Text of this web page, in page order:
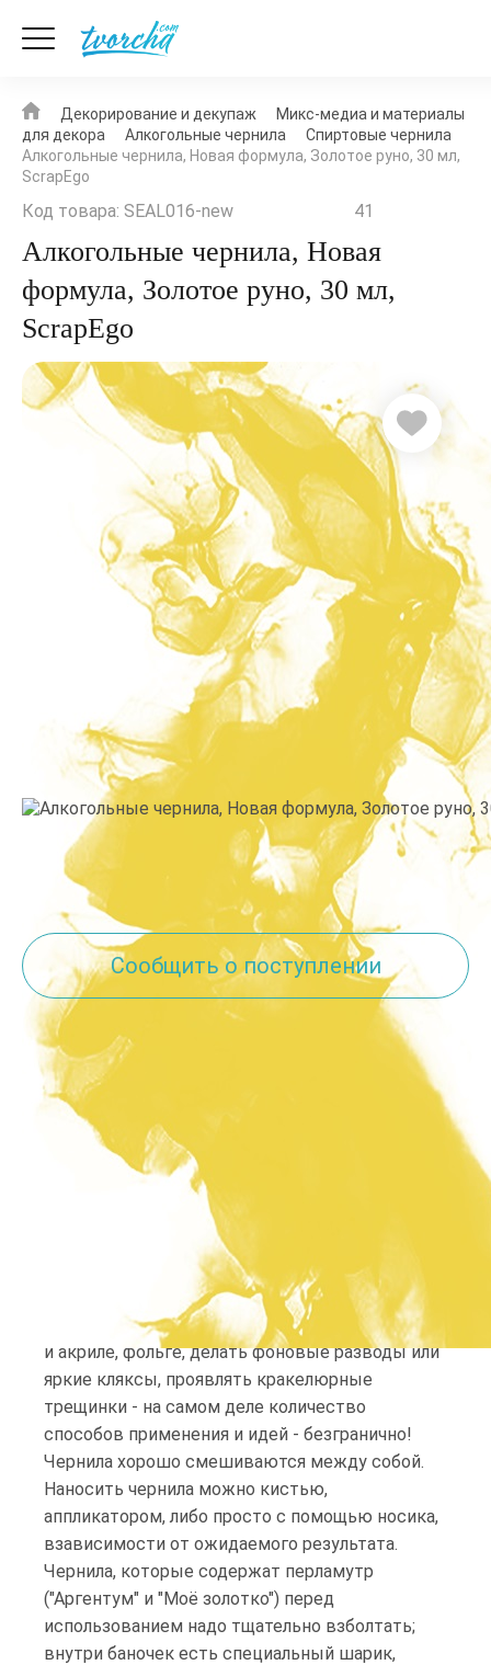
Декорирование и декупаж
Микс-медиа и материалы
для декора
Алкогольные чернила
Спиртовые чернила
Алкогольные чернила, Новая формула, Золотое руно, 30 мл,
ScrapEgo
Код товара: SEAL016-new 41
Алкогольные чернила, Новая
формула, Золотое руно, 30 мл,
ScrapEgo
Производитель: Цвет: Желтый
Сообщить о поступлении
Описание товара
Алкогольные чернила ScrapEgo- это
полупрозрачные чернила на спиртовой
основе. Предназначены для непорисных
поверхностей (стекло, глянцевая бумага,
металл, пластик и т.д.). С их помощью можно
красить пластиковые бусины, металлический
декор, делать интересные эффекты на стекле
и акриле, фольге, делать фоновые разводы или
яркие кляксы, проявлять кракелюрные
трещинки - на самом деле количество
способов применения и идей - безгранично!
Чернила хорошо смешиваются между собой.
Наносить чернила можно кистью,
аппликатором, либо просто с помощью носика,
взависимости от ожидаемого результата.
Чернила, которые содержат перламутр
("Аргентум" и "Моё золотко") перед
использованием надо тщательно взболтать;
внутри баночек есть специальный шарик,